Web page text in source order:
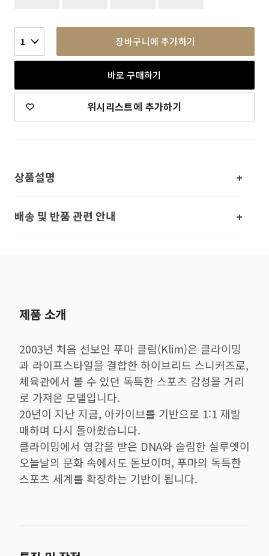
1 장바구니에 추가하기
바로 구매하기
위시리스트에 추가하기
상품설명
배송 및 반품 관련 안내
제품 소개
2003년 처음 선보인 푸마 클림(Klim)은 클라이밍
과 라이프스타일을 결합한 하이브리드 스니커즈로,
체육관에서 볼 수 있던 독특한 스포츠 감성을 거리
로 가져온 모델입니다.
20년이 지난 지금, 아카이브를 기반으로 1:1 재발
매하며 다시 돌아왔습니다.
클라이밍에서 영감을 받은 DNA와 슬림한 실루엣이
오늘날의 문화 속에서도 돋보이며, 푸마의 독특한
스포츠 세계를 확장하는 기반이 됩니다.